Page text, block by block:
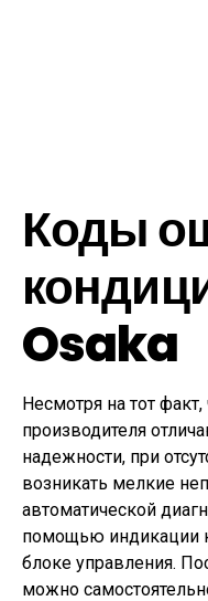
Коды
Osaka
Несмотря на тот
производителя
надежности, при
возникать мелкие
автоматической
помощью индикации
блоке управления.
можно